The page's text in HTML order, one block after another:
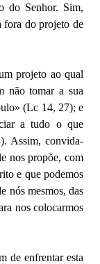
do Senhor. Sim,
fora do projeto de
projeto ao qual
não tomar a sua
(Lc 14, 27); e
a tudo o que
Assim, convida-
nos propõe, com
e que podemos
nós mesmos, das
nos colocarmos
de enfrentar esta